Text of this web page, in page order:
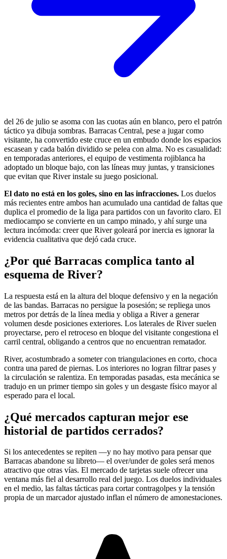
del 26 de julio se asoma con las cuotas aún en blanco, pero el patrón
táctico ya dibuja sombras. Barracas Central, pese a jugar como
visitante, ha convertido este cruce en un embudo donde los espacios
escasean y cada balón dividido se pelea con alma. No es casualidad:
en temporadas anteriores, el equipo de vestimenta rojiblanca ha
adoptado un bloque bajo, con las líneas muy juntas, y transiciones
que evitan que River instale su juego posicional.
El dato no está en los goles, sino en las infracciones. Los duelos
más recientes entre ambos han acumulado una cantidad de faltas que
duplica el promedio de la liga para partidos con un favorito claro. El
mediocampo se convierte en un campo minado, y ahí surge una
lectura incómoda: creer que River goleará por inercia es ignorar la
evidencia cualitativa que dejó cada cruce.
¿Por qué Barracas complica tanto al
esquema de River?
La respuesta está en la altura del bloque defensivo y en la negación
de las bandas. Barracas no persigue la posesión; se repliega unos
metros por detrás de la línea media y obliga a River a generar
volumen desde posiciones exteriores. Los laterales de River suelen
proyectarse, pero el retroceso en bloque del visitante congestiona el
carril central, obligando a centros que no encuentran rematador.
River, acostumbrado a someter con triangulaciones en corto, choca
contra una pared de piernas. Los interiores no logran filtrar pases y
la circulación se ralentiza. En temporadas pasadas, esta mecánica se
tradujo en un primer tiempo sin goles y un desgaste físico mayor al
esperado para el local.
¿Qué mercados capturan mejor ese
historial de partidos cerrados?
Si los antecedentes se repiten —y no hay motivo para pensar que
Barracas abandone su libreto— el over/under de goles será menos
atractivo que otras vías. El mercado de tarjetas suele ofrecer una
ventana más fiel al desarrollo real del juego. Los duelos individuales
en el medio, las faltas tácticas para cortar contragolpes y la tensión
propia de un marcador ajustado inflan el número de amonestaciones.